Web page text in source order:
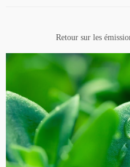
Retour sur les